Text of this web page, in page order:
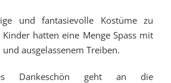
und fantasievolle Kostüme zu
hatten eine Menge Spass mit
und ausgelassenem Treiben.
Dankeschön geht an die